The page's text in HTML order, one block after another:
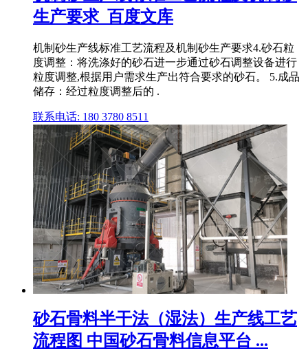
生产要求_百度文库
机制砂生产线标准工艺流程及机制砂生产要求4.砂石粒
度调整：将洗涤好的砂石进一步通过砂石调整设备进行
粒度调整,根据用户需求生产出符合要求的砂石。 5.成品
储存：经过粒度调整后的 .
联系电话: 180 3780 8511
砂石骨料半干法（湿法）生产线工艺
流程图 中国砂石骨料信息平台 ...